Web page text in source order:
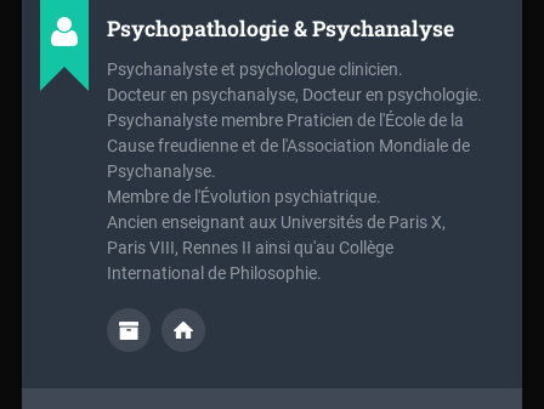
Psychopathologie & Psychanalyse
Psychanalyste et psychologue clinicien.
Docteur en psychanalyse, Docteur en psychologie.
Psychanalyste membre Praticien de l'École de la
Cause freudienne et de l'Association Mondiale de
Psychanalyse.
Membre de l'Évolution psychiatrique.
Ancien enseignant aux Universités de Paris X,
Paris VIII, Rennes II ainsi qu'au Collège
International de Philosophie.